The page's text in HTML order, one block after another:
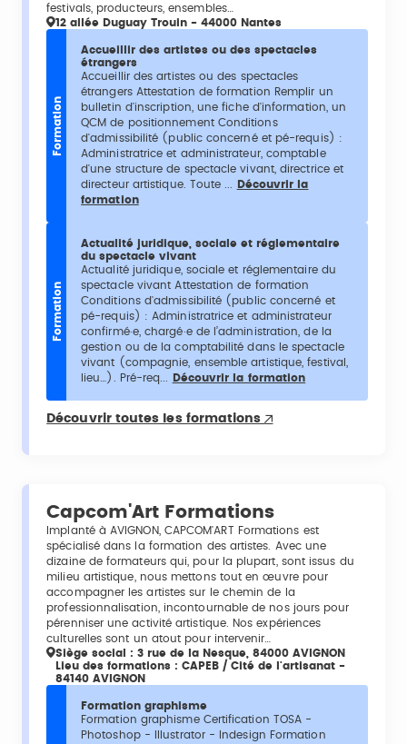
festivals, producteurs, ensembles…
12 allée Duguay Trouin - 44000 Nantes
Formation
Accueillir des artistes ou des spectacles
étrangers
Accueillir des artistes ou des spectacles
étrangers Attestation de formation Remplir un
bulletin d'inscription, une fiche d'information, un
QCM de positionnement Conditions
d'admissibilité (public concerné et pé-requis) :
Administratrice et administrateur, comptable
d'une structure de spectacle vivant, directrice et
directeur artistique. Toute ...
Découvrir la
formation
Formation
Actualité juridique, sociale et réglementaire
du spectacle vivant
Actualité juridique, sociale et réglementaire du
spectacle vivant Attestation de formation
Conditions d'admissibilité (public concerné et
pé-requis) : Administratrice et administrateur
confirmé·e, chargé·e de l’administration, de la
gestion ou de la comptabilité dans le spectacle
vivant (compagnie, ensemble artistique, festival,
lieu…). Pré-req...
Découvrir la formation
Découvrir toutes les formations
Capcom'Art Formations
Implanté à AVIGNON, CAPCOM'ART Formations est
spécialisé dans la formation des artistes. Avec une
dizaine de formateurs qui, pour la plupart, sont issus du
milieu artistique, nous mettons tout en œuvre pour
accompagner les artistes sur le chemin de la
professionnalisation, incontournable de nos jours pour
pérenniser une activité artistique. Nos expériences
culturelles sont un atout pour intervenir…
Siège social : 3 rue de la Nesque, 84000 AVIGNON
Lieu des formations : CAPEB / Cité de l'artisanat -
84140 AVIGNON
Formation graphisme
Formation graphisme Certification TOSA -
Photoshop - Illustrator - Indesign Formation